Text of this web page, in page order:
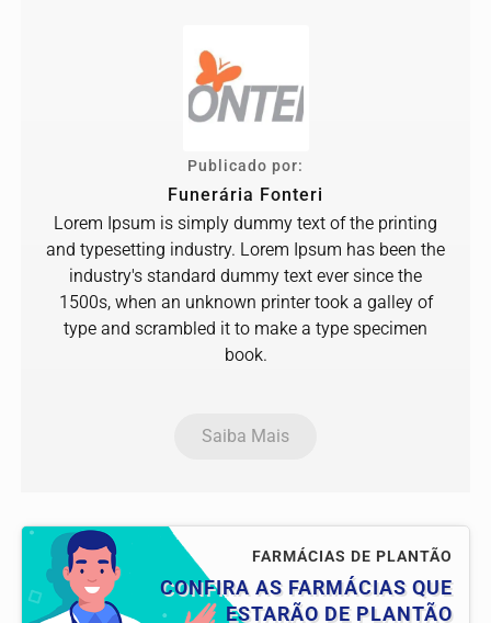
Publicado por:
Funerária Fonteri
Lorem Ipsum is simply dummy text of the printing
and typesetting industry. Lorem Ipsum has been the
industry's standard dummy text ever since the
1500s, when an unknown printer took a galley of
type and scrambled it to make a type specimen
book.
Saiba Mais
FARMÁCIAS DE PLANTÃO
CONFIRA AS FARMÁCIAS QUE
ESTARÃO DE PLANTÃO